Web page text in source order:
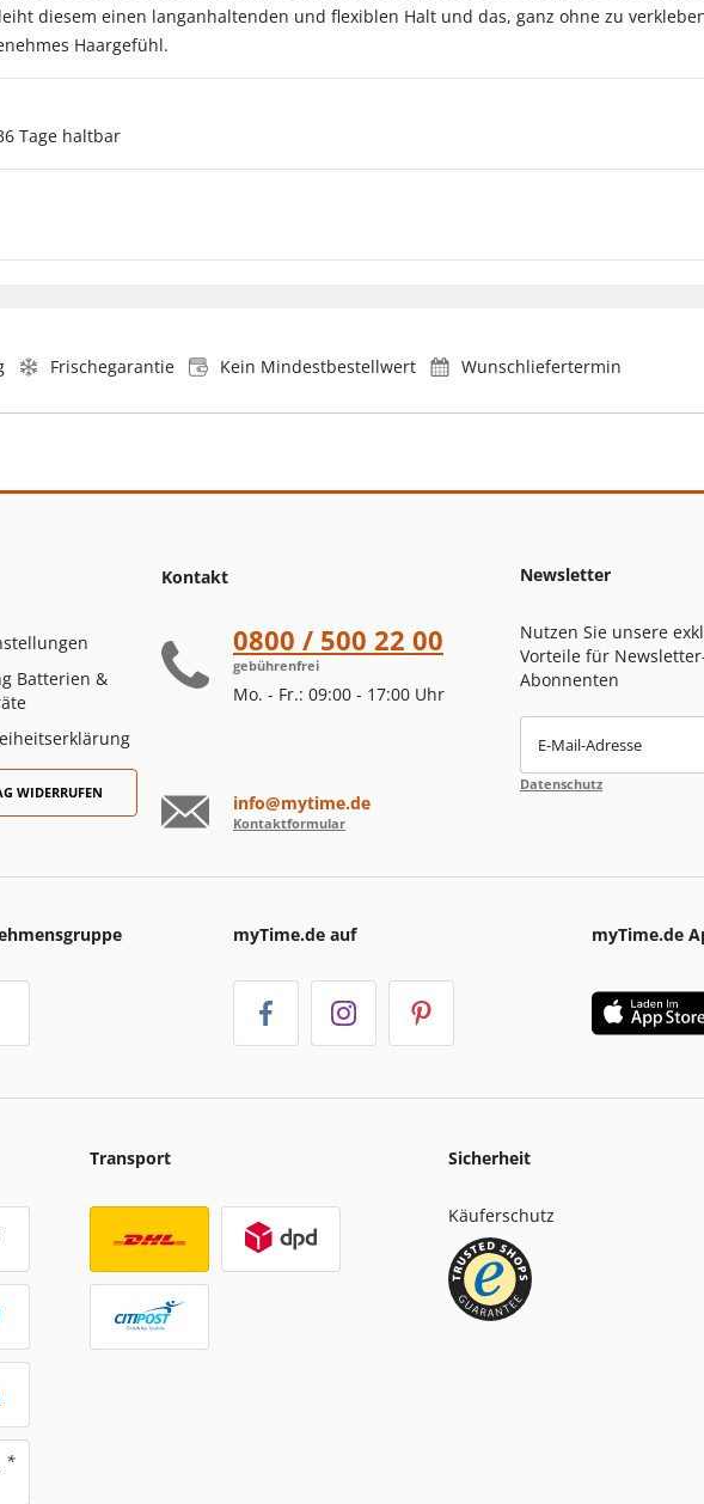
diesem einen langanhaltenden und flexiblen Halt und das, ganz ohne zu
Haargefühl.
Tage haltbar
Frischegarantie Kein Mindestbestellwert Wunschliefertermin
Batterien &
WIDERRUFEN
Kontakt
0800 / 500 22 00
gebührenfrei
Mo. - Fr.: 09:00 - 17:00 Uhr
info@mytime.de
Kontaktformular
Newsletter
Nutzen Sie unsere
Vorteile für
Abonnenten
E-Mail-Adresse
Datenschutz
myTime.de auf myTime.de
Transport Sicherheit
Käuferschutz